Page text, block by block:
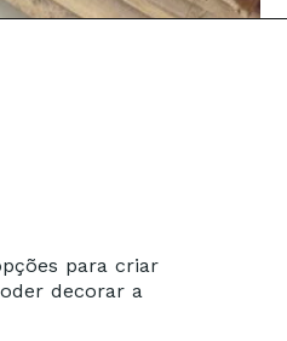
para criar
decorar a